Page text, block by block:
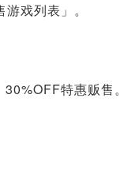
戏列表」。
特惠贩售。